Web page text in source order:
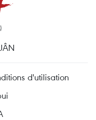
d'utilisation